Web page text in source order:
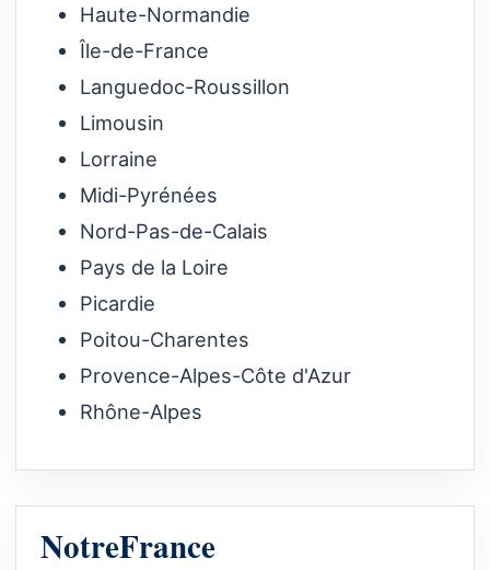
Haute-Normandie
Île-de-France
Languedoc-Roussillon
Limousin
Lorraine
Midi-Pyrénées
Nord-Pas-de-Calais
Pays de la Loire
Picardie
Poitou-Charentes
Provence-Alpes-Côte d'Azur
Rhône-Alpes
NotreFrance